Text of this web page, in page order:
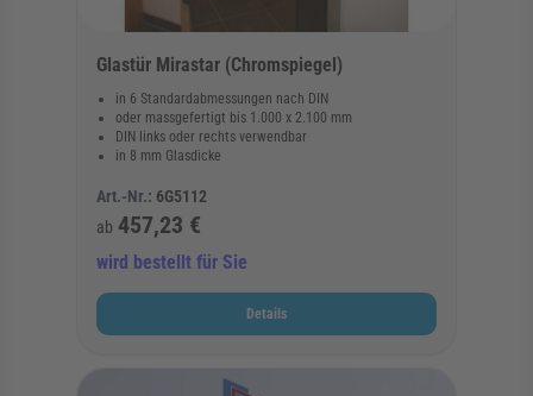
Glastür Mirastar (Chromspiegel)
in 6 Standardabmessungen nach DIN
oder massgefertigt bis 1.000 x 2.100 mm
DIN links oder rechts verwendbar
in 8 mm Glasdicke
Art.-Nr.: 6G5112
ab 457,23 €
wird bestellt für Sie
Details